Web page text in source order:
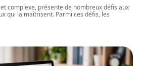
complexe, présente de nombreux défis aux
qui la maîtrisent. Parmi ces défis, les